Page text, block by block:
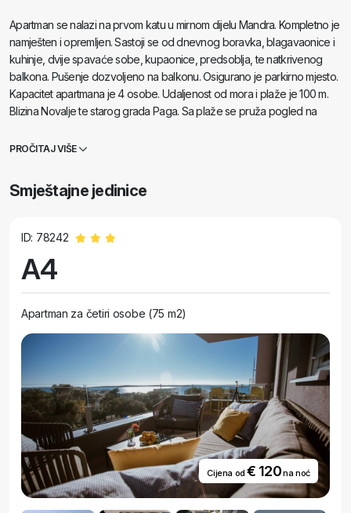
Apartman se nalazi na prvom katu u mirnom dijelu Mandra. Kompletno je
namješten i opremljen. Sastoji se od dnevnog boravka, blagavaonice i
kuhinje, dvije spavaće sobe, kupaonice, predsoblja, te natkrivenog
balkona. Pušenje dozvoljeno na balkonu. Osigurano je parkirno mjesto.
Kapacitet apartmana je 4 osobe. Udaljenost od mora i plaže je 100 m.
Blizina Novalje te starog grada Paga. Sa plaže se pruža pogled na
nalaze se brojni nacionalni parkovi (Paklenica, Krka, Kornati, Vransko
Jadranu. Mjesto je pogodno za obitelji s djecom.
PROČITAJ VIŠE
Smještajne jedinice
ID: 78242
A4
Apartman za četiri osobe (75 m2)
Cijena od€ 120na noć